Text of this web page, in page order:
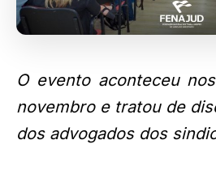
O evento aconteceu
novembro e tratou de
dos advogados dos